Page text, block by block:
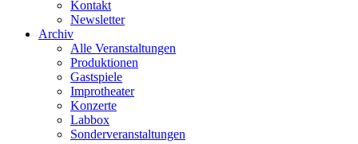
Kontakt
Newsletter
Archiv
Alle Veranstaltungen
Produktionen
Gastspiele
Improtheater
Konzerte
Labbox
Sonderveranstaltungen